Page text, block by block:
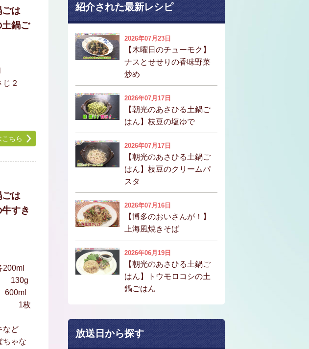
ごは
鍋ご
２
ちら
ごは
すき
など
ちゃな
紹介された最新レシピ
2026年07月23日
【木曜日のチューモク】
ナスとせせりの香味野菜
炒め
2026年07月17日
【朝光のあさひる土鍋ご
はん】枝豆の塩ゆで
2026年07月17日
【朝光のあさひる土鍋ご
はん】枝豆のクリームパ
スタ
2026年07月16日
【博多のおいさんが！】
上海風焼きそば
2026年06月19日
【朝光のあさひる土鍋ご
はん】トウモロコシの土
鍋ごはん
放送日から探す